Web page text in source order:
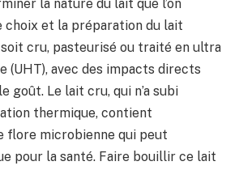
la nature du lait que l’on
choix et la préparation du lait
soit cru, pasteurisé ou traité en ultra
(UHT), avec des impacts directs
goût. Le lait cru, qui n’a subi
thermique, contient
flore microbienne qui peut
pour la santé. Faire bouillir ce lait